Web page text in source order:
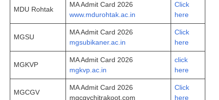
MDU Rohtak
MA Admit Card 2026
www.mdurohtak.ac.in
Click
here
MGSU
MA Admit Card 2026
mgsubikaner.ac.in
Click
here
MGKVP
MA Admit Card 2026
mgkvp.ac.in
click
here
MGCGV
MA Admit Card 2026
mgcgvchitrakoot.com
Click
here